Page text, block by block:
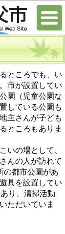
ところでも、い
市が設置してい
園（児童公園な
している公園も
主さんが子ども
ところもありま
いの場として、
んの人が訪れて
の都市公園があ
具を設置してい
り、清掃活動
ただいていま